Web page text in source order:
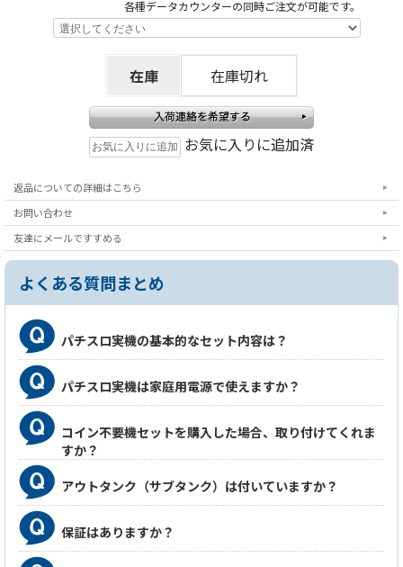
※こちらの台は製品の特性上、塗装剥げ・メッキ剥
げが起きやすくなっております。あまりにも剥げの
範囲が広いような場合は訳有として別途出品致しま
すが、多少の塗装剥げは正常の範囲内とみなします
し上げます。
各種データカウンターの同時ご注文が可能です。
在庫 在庫切れ
お気に入りに追加済
返品についての詳細はこちら
お問い合わせ
友達にメールですすめる
よくある質問まとめ
パチスロ実機の基本的なセット内容は？
パチスロ実機は家庭用電源で使えますか？
コイン不要機セットを購入した場合、取り付けてくれま
すか？
アウトタンク（サブタンク）は付いていますか？
保証はありますか？